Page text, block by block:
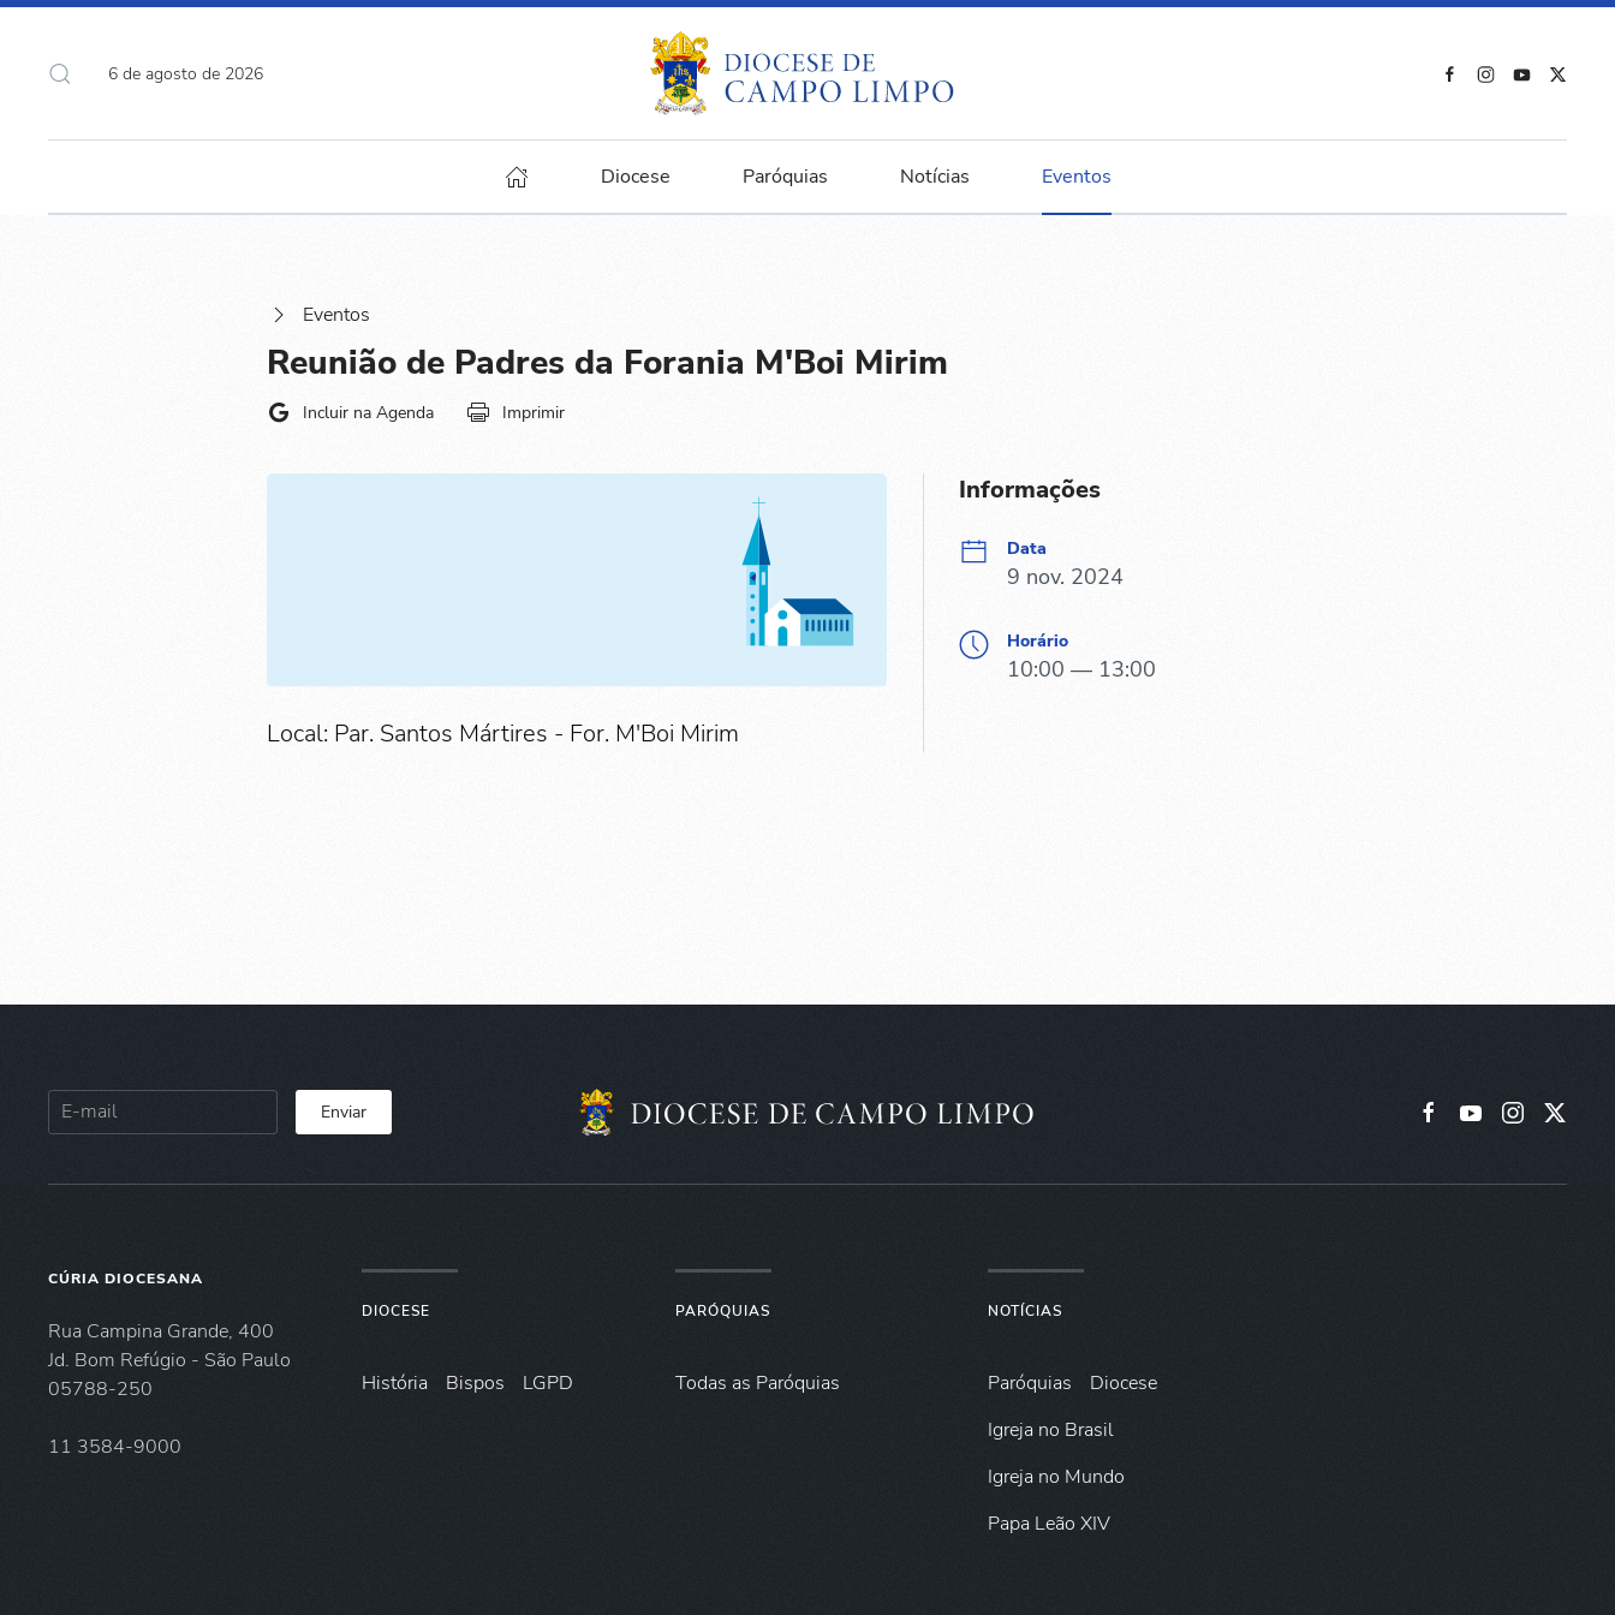
6 de agosto de 2026
Diocese Paróquias Notícias Eventos
Eventos
Reunião de Padres da Forania M'Boi Mirim
Incluir na Agenda Imprimir
Local: Par. Santos Mártires - For. M'Boi Mirim
Informações
Data
9 nov. 2024
Horário
10:00 — 13:00
Enviar
CÚRIA DIOCESANA
Rua Campina Grande, 400
Jd. Bom Refúgio - São Paulo
05788-250
11 3584-9000
DIOCESE
História Bispos LGPD
PARÓQUIAS
Todas as Paróquias
NOTÍCIAS
Paróquias
Diocese
Igreja no Brasil
Igreja no Mundo
Papa Leão XIV